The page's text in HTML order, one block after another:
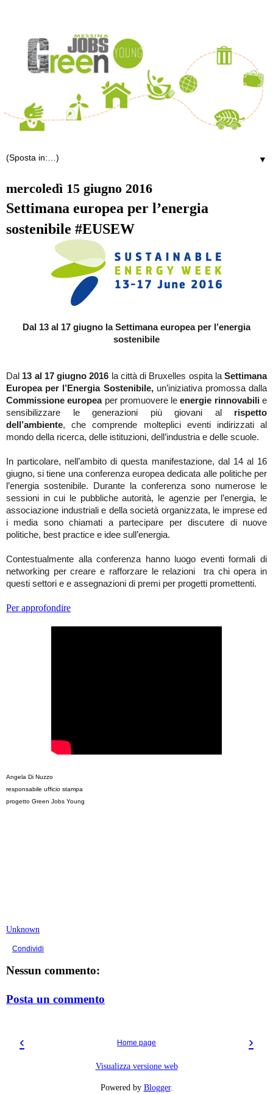
▼
mercoledì 15 giugno 2016
Settimana europea per l’energia
sostenibile #EUSEW
Dal 13 al 17 giugno la Settimana europea per l’energia
sostenibile
Dal 13 al 17 giugno 2016 la città di Bruxelles ospita la Settimana
Europea per l’Energia Sostenibile,un’iniziativa promossa dalla
Commissione europea per promuovere leenergie rinnovabilie
sensibilizzare le generazioni più giovani al rispetto
dell’ambiente, che comprende molteplici eventi indirizzati al
mondo della ricerca, delle istituzioni, dell’industria e delle scuole.
In particolare, nell’ambito di questa manifestazione, dal 14 al 16
giugno, si tiene una conferenza europea dedicata alle politiche per
l’energia sostenibile. Durante la conferenza sono numerose le
sessioni in cui le pubbliche autorità, le agenzie per l’energia, le
associazione industriali e della società organizzata, le imprese ed
i media sono chiamati a partecipare per discutere di nuove
politiche, best practice e idee sull’energia.
Contestualmente alla conferenza hanno luogo eventi formali di
networking per creare e rafforzare le relazioni
tra chi opera in
questi settori e e assegnazioni di premi per progetti promettenti.
Per approfondire
Angela Di Nuzzo
responsabile ufficio stampa
progetto Green Jobs Young
Unknown
Condividi
Nessun commento:
Posta un commento
‹ ›
Home page
Visualizza versione web
Powered by Blogger.